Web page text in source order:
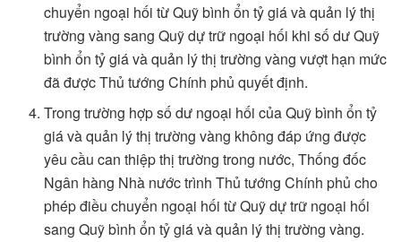
chuyển ngoại hối từ Quỹ bình ổn tỷ giá và quản lý thị
trường vàng sang Quỹ dự trữ ngoại hối khi số dư Quỹ
bình ổn tỷ giá và quản lý thị trường vàng vượt hạn mức
đã được Thủ tướng Chính phủ quyết định.
Trong trường hợp số dư ngoại hối của Quỹ bình ổn tỷ
giá và quản lý thị trường vàng không đáp ứng được
yêu cầu can thiệp thị trường trong nước, Thống đốc
Ngân hàng Nhà nước trình Thủ tướng Chính phủ cho
phép điều chuyển ngoại hối từ Quỹ dự trữ ngoại hối
sang Quỹ bình ổn tỷ giá và quản lý thị trường vàng.